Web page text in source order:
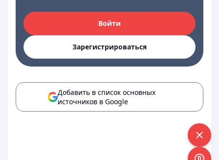
Войти
Зарегистрироваться
Добавить в список основных
источников в Google